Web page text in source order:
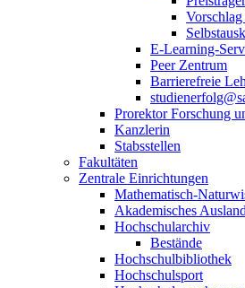
E-Learning-
Peer Zentrum
Barrierefreie
Prorektor Forschung
Kanzlerin
Stabsstellen
Fakultäten
Zentrale Einrichtungen
Mathematisch-
Akademisches
Hochschularchiv
Bestände
Hochschulbibliothek
Hochschulsport